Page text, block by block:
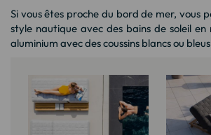
Si vous êtes proche du bord de mer, vous
style nautique avec des bains de soleil en
aluminium avec des coussins blancs ou